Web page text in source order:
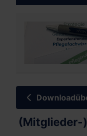
(Mitglieder-